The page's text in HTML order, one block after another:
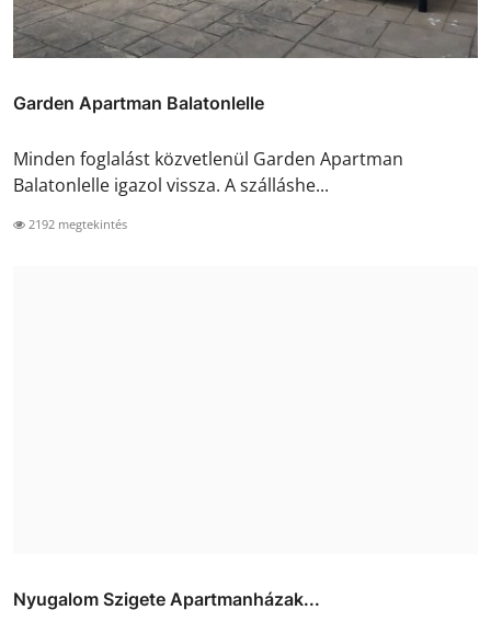
Garden Apartman Balatonlelle
Minden foglalást közvetlenül Garden Apartman
Balatonlelle igazol vissza. A szálláshe...
2192 megtekintés
Nyugalom Szigete Apartmanházak...